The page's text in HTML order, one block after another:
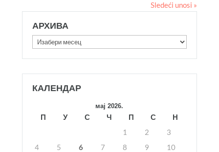
Sledeći unosi »
АРХИВА
Архива
КАЛЕНДАР
мај 2026.
П У С Ч П С
Н
1
2
3
4
5 6 7 8 9
10